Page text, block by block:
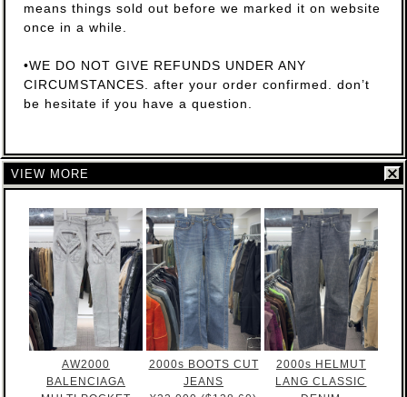
means things sold out before we marked it on website
once in a while.
•WE DO NOT GIVE REFUNDS UNDER ANY
CIRCUMSTANCES. after your order confirmed. don’t
be hesitate if you have a question.
VIEW MORE
AW2000
BALENCIAGA
2000s BOOTS CUT
JEANS
2000s HELMUT
LANG CLASSIC